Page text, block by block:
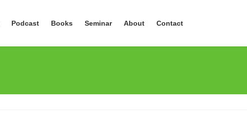
Podcast Books Seminar About Contact